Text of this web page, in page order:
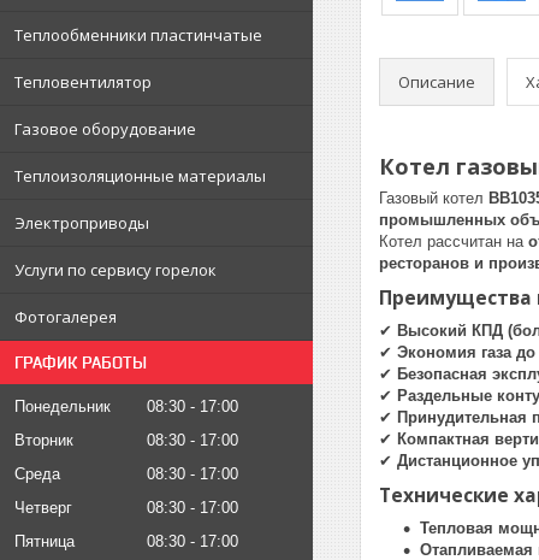
Теплообменники пластинчатые
Тепловентилятор
Газовое оборудование
Теплоизоляционные материалы
Электроприводы
Услуги по сервису горелок
Фотогалерея
ГРАФИК РАБОТЫ
Понедельник 08:30
17:00
Вторник
08:30
17:00
Среда
08:30
17:00
Четверг
08:30
17:00
Пятница
08:30
17:00
Описание
Котел
Газовый котел
промышленных
Котел рассчитан на
ресторанов и
Преимущества
✔ Высокий КПД
✔ Экономия газа до
✔ Безопасная
✔ Раздельные
✔ Принудительная
✔ Компактная
✔ Дистанционное
Технические
Тепловая